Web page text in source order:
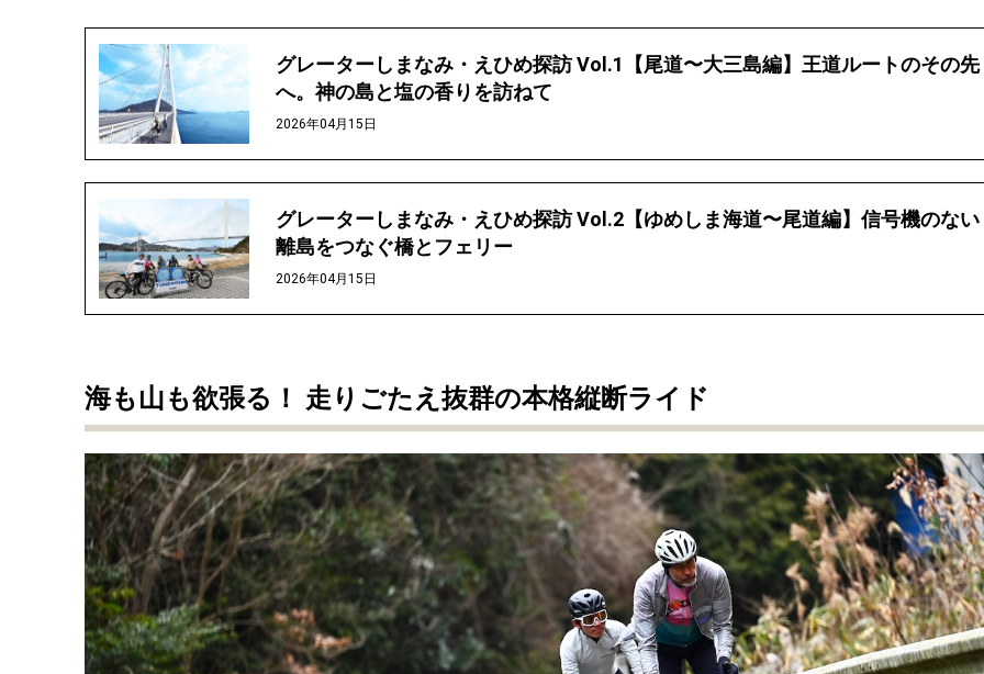
グレーターしまなみ・えひめ探訪 Vol.1【尾道〜大三島編】王道ルートのその先
へ。神の島と塩の香りを訪ねて
2026年04月15日
グレーターしまなみ・えひめ探訪 Vol.2【ゆめしま海道〜尾道編】信号機のない
離島をつなぐ橋とフェリー
2026年04月15日
海も山も欲張る！ 走りごたえ抜群の本格縦断ライド